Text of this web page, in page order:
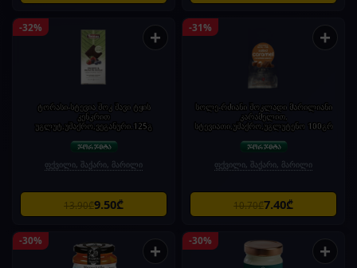
-32% +
ტორასი-სტევია შოკ შავი ტყის
კენკრით
უგლუტ,უშაქრო,ვეგანური.125გ
ფქვილი, შაქარი, მარილი
13.90₾9.50₾
-31% +
სოლე-რძიანი შოკლადი მარილიანი
კარამელით,
სტევიათი,უშაქრო,უგლუტენო 100გრ
ფქვილი, შაქარი, მარილი
10.70₾7.40₾
-30% + -30% +